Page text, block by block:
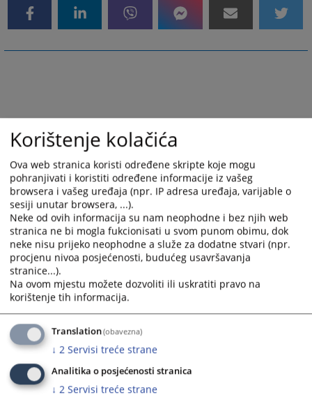
Korištenje kolačića
Ova web stranica koristi određene skripte koje mogu
pohranjivati i koristiti određene informacije iz vašeg
browsera i vašeg uređaja (npr. IP adresa uređaja, varijable o
sesiji unutar browsera, ...).
Neke od ovih informacija su nam neophodne i bez njih web
stranica ne bi mogla fukcionisati u svom punom obimu, dok
neke nisu prijeko neophodne a služe za dodatne stvari (npr.
procjenu nivoa posjećenosti, budućeg usavršavanja
stranice...).
Na ovom mjestu možete dozvoliti ili uskratiti pravo na
korištenje tih informacija.
Translation(obavezna)
↓ 2 Servisi treće strane
Analitika o posjećenosti stranica
↓ 2 Servisi treće strane